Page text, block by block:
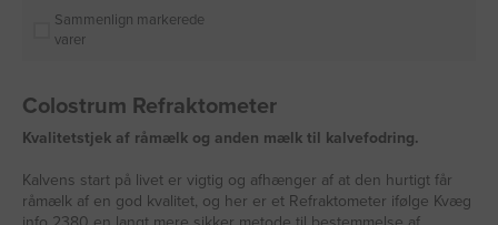
Sammenlign markerede
varer
Colostrum Refraktometer
Kvalitetstjek af råmælk og anden mælk til kalvefodring.
Kalvens start på livet er vigtig og afhænger af at den hurtigt får
råmælk af en god kvalitet, og her er et Refraktometer ifølge Kvæg